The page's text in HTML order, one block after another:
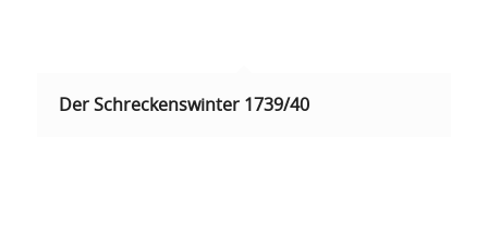
Der Schreckenswinter 1739/40